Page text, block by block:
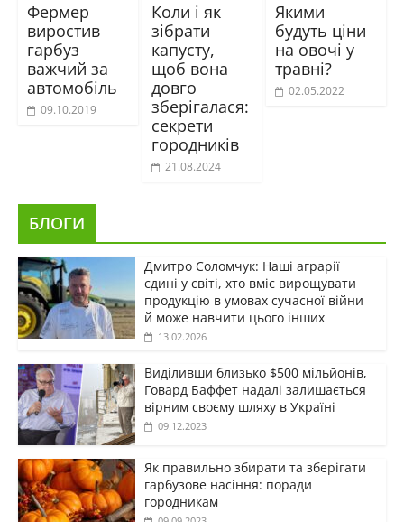
Фермер
виростив
гарбуз
важчий за
автомобіль
09.10.2019
Коли і як
зібрати
капусту,
щоб вона
довго
зберігалася:
секрети
городників
21.08.2024
Якими
будуть ціни
на овочі у
травні?
02.05.2022
БЛОГИ
Дмитро Соломчук: Наші аграрії
єдині у світі, хто вміє вирощувати
продукцію в умовах сучасної війни
й може навчити цього інших
13.02.2026
Виділивши близько $500 мільйонів,
Говард Баффет надалі залишається
вірним своєму шляху в Україні
09.12.2023
Як правильно збирати та зберігати
гарбузове насіння: поради
городникам